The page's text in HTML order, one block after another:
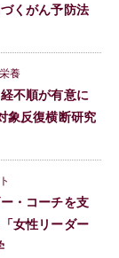
くがん予防法
養
不順が有意に
象反復横断研究
・コーチを支
女性リーダー